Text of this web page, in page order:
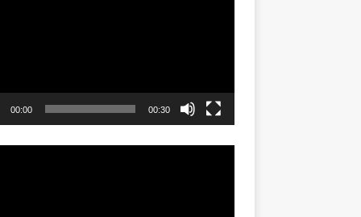
00:00 00:30